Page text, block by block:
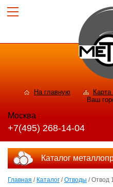
На главную Карта
Ваш
Москва
+7(495) 268-14-04
Каталог
Главная / Каталог /Отводы / Отвод